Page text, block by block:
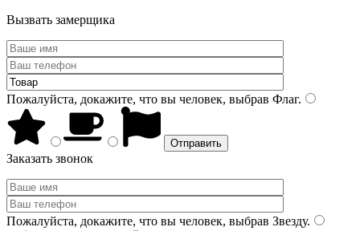
Вызвать замерщика
Пожалуйста, докажите, что вы человек, выбрав Флаг.
Заказать звонок
Пожалуйста, докажите, что вы человек, выбрав Звезду.